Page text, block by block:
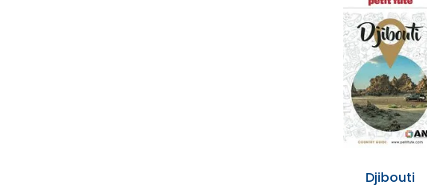
Djibouti